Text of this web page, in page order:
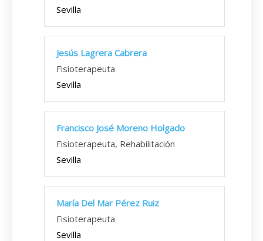
Sevilla
Jesús Lagrera Cabrera
Fisioterapeuta
Sevilla
Francisco José Moreno Holgado
Fisioterapeuta, Rehabilitación
Sevilla
María Del Mar Pérez Ruiz
Fisioterapeuta
Sevilla